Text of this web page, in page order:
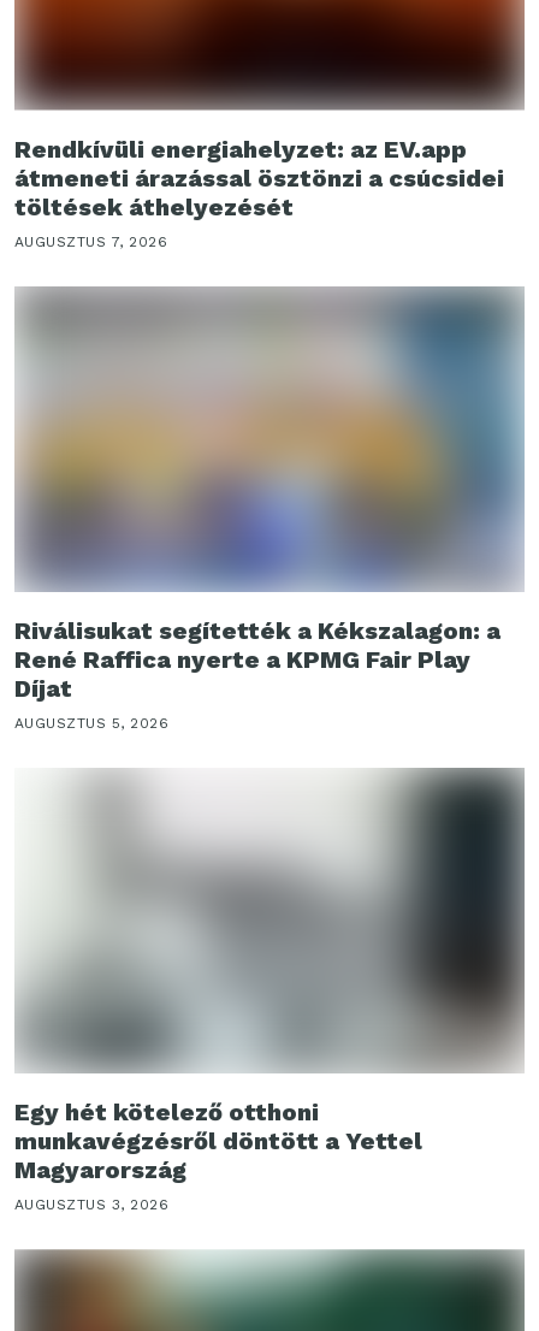
Rendkívüli energiahelyzet: az EV.app
átmeneti árazással ösztönzi a csúcsidei
töltések áthelyezését
AUGUSZTUS 7, 2026
Riválisukat segítették a Kékszalagon: a
René Raffica nyerte a KPMG Fair Play
Díjat
AUGUSZTUS 5, 2026
Egy hét kötelező otthoni
munkavégzésről döntött a Yettel
Magyarország
AUGUSZTUS 3, 2026